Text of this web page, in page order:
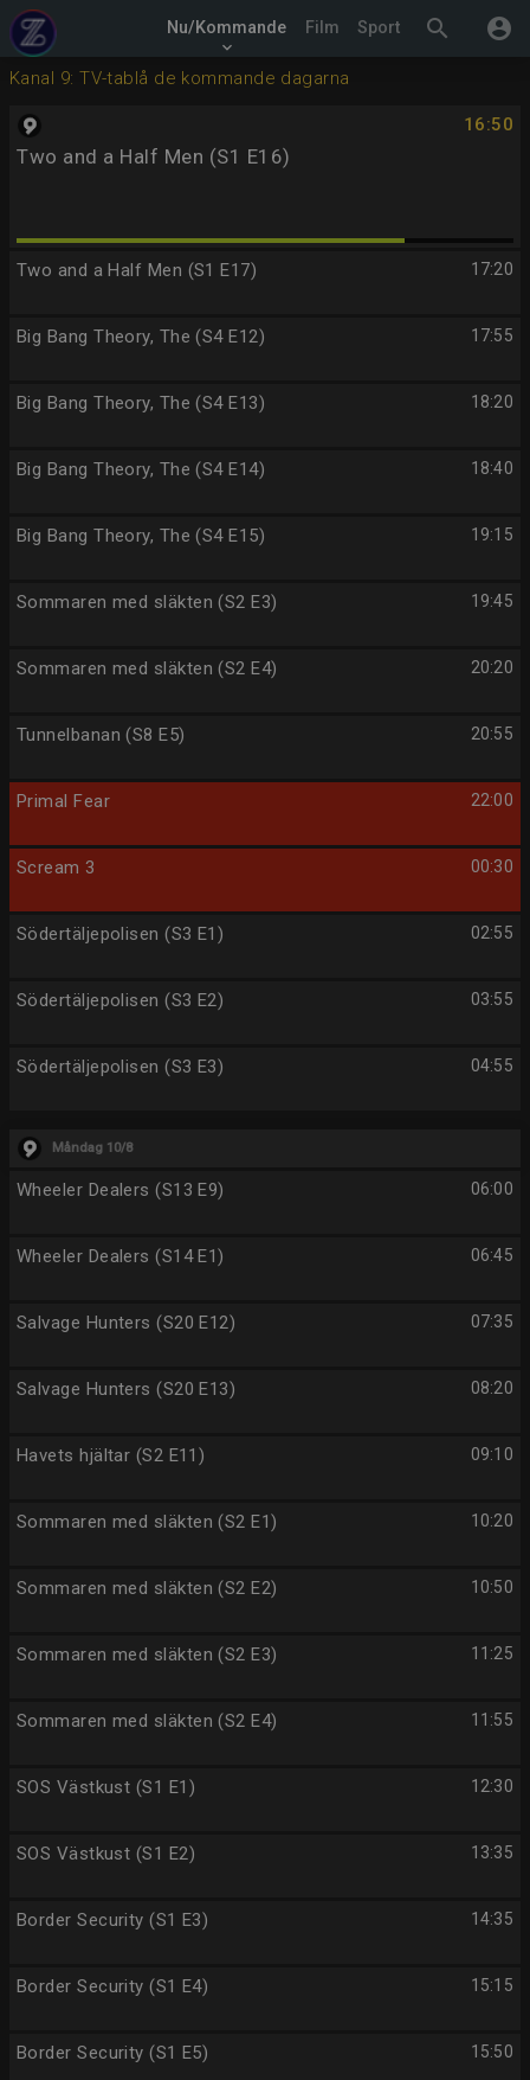
search account_circle
Nu/Kommande
keyboard_arrow_down
Film Sport
Kanal 9: TV-tablå de kommande dagarna
16:50
Two and a Half Men (S1 E16)
17:20
Two and a Half Men (S1 E17)
17:55
Big Bang Theory, The (S4 E12)
18:20
Big Bang Theory, The (S4 E13)
18:40
Big Bang Theory, The (S4 E14)
19:15
Big Bang Theory, The (S4 E15)
19:45
Sommaren med släkten (S2 E3)
20:20
Sommaren med släkten (S2 E4)
20:55
Tunnelbanan (S8 E5)
22:00
Primal Fear
00:30
Scream 3
02:55
Södertäljepolisen (S3 E1)
03:55
Södertäljepolisen (S3 E2)
04:55
Södertäljepolisen (S3 E3)
Måndag 10/8
06:00
Wheeler Dealers (S13 E9)
06:45
Wheeler Dealers (S14 E1)
07:35
Salvage Hunters (S20 E12)
08:20
Salvage Hunters (S20 E13)
09:10
Havets hjältar (S2 E11)
10:20
Sommaren med släkten (S2 E1)
10:50
Sommaren med släkten (S2 E2)
11:25
Sommaren med släkten (S2 E3)
11:55
Sommaren med släkten (S2 E4)
12:30
SOS Västkust (S1 E1)
13:35
SOS Västkust (S1 E2)
14:35
Border Security (S1 E3)
15:15
Border Security (S1 E4)
15:50
Border Security (S1 E5)